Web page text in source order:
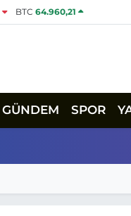
BTC 64.960,21
GÜNDEM SPOR